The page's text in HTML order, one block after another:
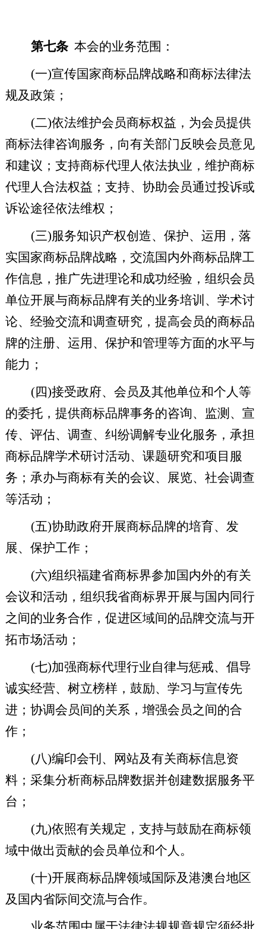
第七条 本会的业务范围：
(一)宣传国家商标品牌战略和商标法律法
规及政策；
(二)依法维护会员商标权益，为会员提供
商标法律咨询服务，向有关部门反映会员意见
和建议；支持商标代理人依法执业，维护商标
代理人合法权益；支持、协助会员通过投诉或
诉讼途径依法维权；
(三)服务知识产权创造、保护、运用，落
实国家商标品牌战略，交流国内外商标品牌工
作信息，推广先进理论和成功经验，组织会员
单位开展与商标品牌有关的业务培训、学术讨
论、经验交流和调查研究，提高会员的商标品
牌的注册、运用、保护和管理等方面的水平与
能力；
(四)接受政府、会员及其他单位和个人等
的委托，提供商标品牌事务的咨询、监测、宣
传、评估、调查、纠纷调解专业化服务，承担
商标品牌学术研讨活动、课题研究和项目服
务；承办与商标有关的会议、展览、社会调查
等活动；
(五)协助政府开展商标品牌的培育、发
展、保护工作；
(六)组织福建省商标界参加国内外的有关
会议和活动，组织我省商标界开展与国内同行
之间的业务合作，促进区域间的品牌交流与开
拓市场活动；
(七)加强商标代理行业自律与惩戒、倡导
诚实经营、树立榜样，鼓励、学习与宣传先
进；协调会员间的关系，增强会员之间的合
作；
(八)编印会刊、网站及有关商标信息资
料；采集分析商标品牌数据并创建数据服务平
台；
(九)依照有关规定，支持与鼓励在商标领
域中做出贡献的会员单位和个人。
(十)开展商标品牌领域国际及港澳台地区
及国内省际间交流与合作。